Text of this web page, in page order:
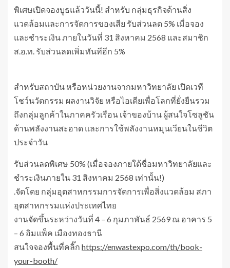
พิเศษเปิดจองบูธแล้ววันนี้! สำหรับ กลุ่มธุรกิจด้านสิ่ง
แวดล้อมและการจัดการของเสีย รับส่วนลด 5% เมื่อจอง
และชำระเงิน ภายในวันที่ 31 สิงหาคม 2568 และสมาชิก
ส.อ.ท. รับส่วนลดเพิ่มทันทีอีก 5%
สำหรับสถาบัน หรือหน่วยงานจากมหาวิทยาลัย เปิดเวที
โชว์นวัตกรรม ผลงานวิจัย หรือไอเดียเพื่อโลกที่ยั่งยืนรวม
ถึงกลุ่มลูกค้าในภาคครัวเรือน เจ้าของบ้าน ผู้สนใจโซลูชัน
ด้านพลังงานสะอาด และการใช้พลังงานหมุนเวียนในชีวิต
ประจำวัน
รับส่วนลดพิเศษ 50% (เมื่อจองภายใต้ชื่อมหาวิทยาลัยและ
ชำระเงินภายใน 31 สิงหาคม 2568 เท่านั้น!)
.จัดโดย กลุ่มอุตสาหกรรมการจัดการเพื่อสิ่งแวดล้อม สภา
อุตสาหกรรมแห่งประเทศไทย
งานจัดขึ้นระหว่างวันที่ 4 – 6 กุมภาพันธ์ 2569 ณ อาคาร 5
– 6 อิมแพ็ค เมืองทองธานี
สนใจจองพื้นที่คลิ๊ก https://enwastexpo.com/th/book-
your-booth/